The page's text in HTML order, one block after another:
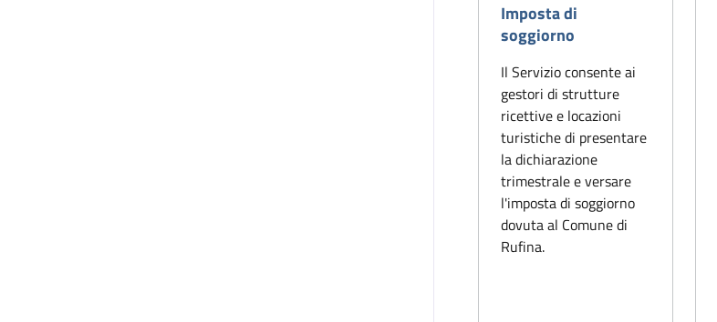
Imposta di
soggiorno
Il Servizio consente ai
gestori di strutture
ricettive e locazioni
turistiche di presentare
la dichiarazione
trimestrale e versare
l'imposta di soggiorno
dovuta al Comune di
Rufina.